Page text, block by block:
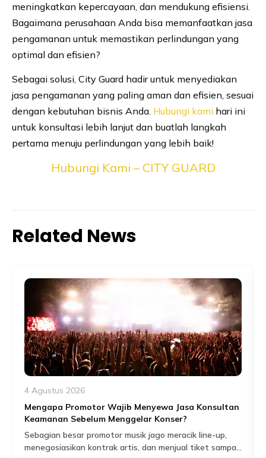
meningkatkan kepercayaan, dan mendukung efisiensi.
Bagaimana perusahaan Anda bisa memanfaatkan jasa
pengamanan untuk memastikan perlindungan yang
optimal dan efisien?
Sebagai solusi, City Guard hadir untuk menyediakan
jasa pengamanan yang paling aman dan efisien, sesuai
dengan kebutuhan bisnis Anda. Hubungi kami hari ini
untuk konsultasi lebih lanjut dan buatlah langkah
pertama menuju perlindungan yang lebih baik!
Hubungi Kami – CITY GUARD
Related News
4 Agustus 2026
Mengapa Promotor Wajib Menyewa Jasa Konsultan
Keamanan Sebelum Menggelar Konser?
Sebagian besar promotor musik jago meracik line-up,
menegosiasikan kontrak artis, dan menjual tiket sampai